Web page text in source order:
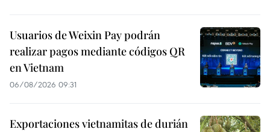
Usuarios de Weixin Pay podrán
realizar pagos mediante códigos QR
en Vietnam
06/08/2026 09:31
Exportaciones vietnamitas de durián